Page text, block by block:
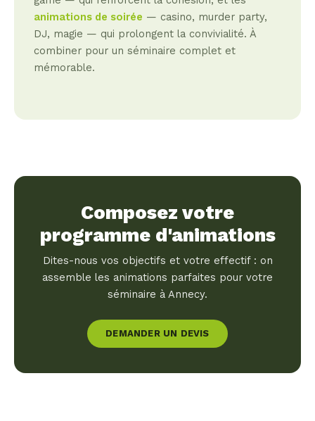
animations de soirée — casino, murder party,
DJ, magie — qui prolongent la convivialité. À
combiner pour un séminaire complet et
mémorable.
Composez votre
programme d'animations
Dites-nous vos objectifs et votre effectif : on
assemble les animations parfaites pour votre
séminaire à Annecy.
DEMANDER UN DEVIS